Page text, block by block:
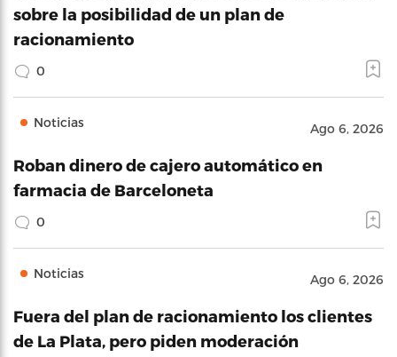
sobre la posibilidad de un plan de
racionamiento
0
Noticias Ago 6, 2026
Roban dinero de cajero automático en
farmacia de Barceloneta
0
Noticias Ago 6, 2026
Fuera del plan de racionamiento los clientes
de La Plata, pero piden moderación